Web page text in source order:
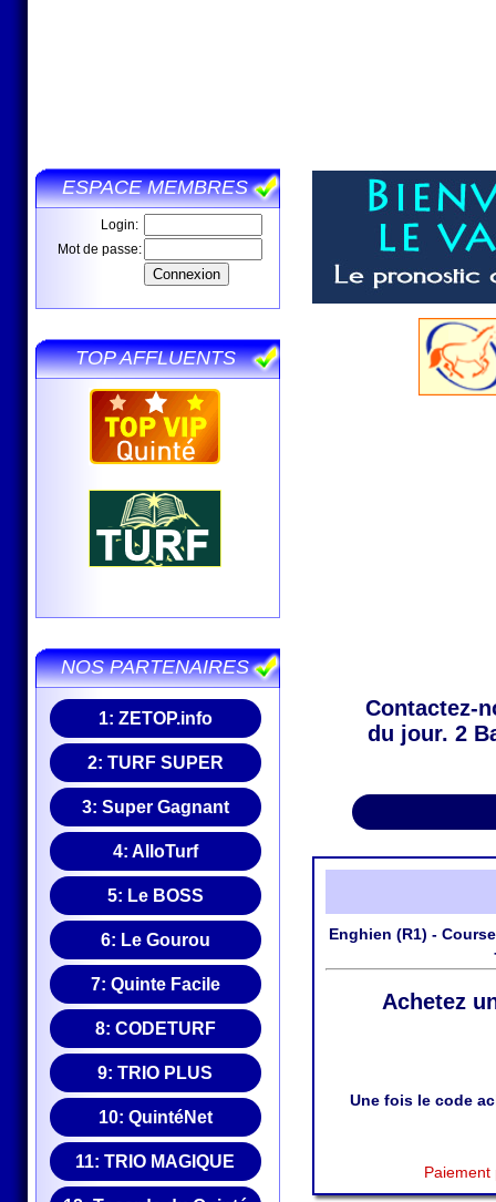
ESPACE MEMBRES
Login:
Mot de passe:
TOP AFFLUENTS
NOS PARTENAIRES
1: ZETOP.info
2: TURF SUPER
3: Super Gagnant
4: AlloTurf
5: Le BOSS
6: Le Gourou
7: Quinte Facile
8: CODETURF
9: TRIO PLUS
10: QuintéNet
11: TRIO MAGIQUE
Contactez-
du jour. 2
Enghien (R1) -
Achetez
Une fois le code
Paiement